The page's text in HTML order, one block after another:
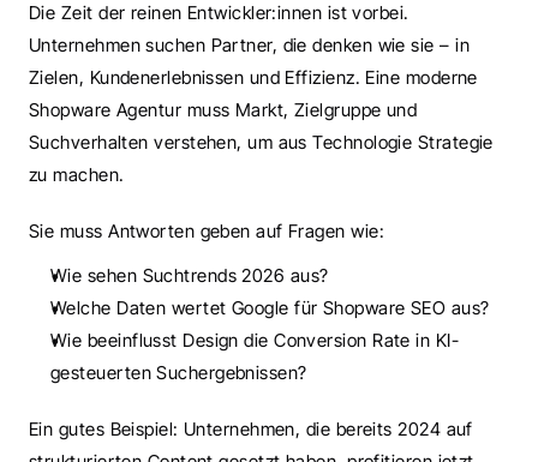
Die Zeit der reinen Entwickler:innen ist vorbei.
Unternehmen suchen Partner, die denken wie sie – in
Zielen, Kundenerlebnissen und Effizienz. Eine moderne
Shopware Agentur muss Markt, Zielgruppe und
Suchverhalten verstehen, um aus Technologie Strategie
zu machen.
Sie muss Antworten geben auf Fragen wie:
Wie sehen Suchtrends 2026 aus?
Welche Daten wertet Google für Shopware SEO aus?
Wie beeinflusst Design die Conversion Rate in KI-
gesteuerten Suchergebnissen?
Ein gutes Beispiel: Unternehmen, die bereits 2024 auf